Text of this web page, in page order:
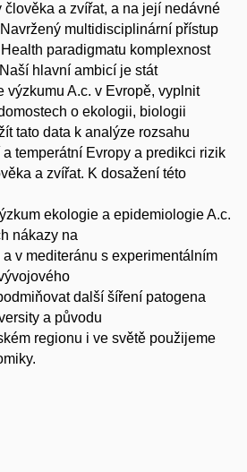
a zvířat, a na její nedávné
multidisciplinární přístup
paradigmatu komplexnost
hlavní ambicí je stát
výzkumu A.c. v Evropě, vyplnit
o ekologii, biologii
tato data k analýze rozsahu
temperátní Evropy a predikci rizik
a zvířat. K dosažení této
ekologie a epidemiologie A.c.
nákazy na
v mediteránu s experimentálním
další šíření patogena
a původu
regionu i ve světě použijeme